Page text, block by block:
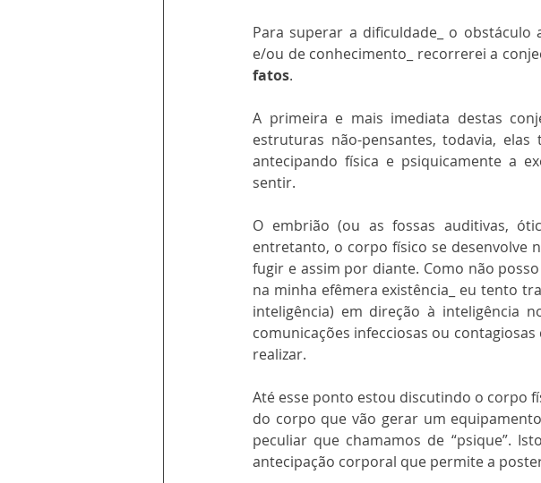
Para superar a dificuldade_ o
fatos.
A primeira e mais imediata destas
estruturas não-pensantes, todavia,
antecipando física e psiquicamente a
sentir.
O embrião (ou as fossas auditivas,
entretanto, o corpo físico se desenvolve
fugir e assim por diante. Como não
na minha efêmera existência_ eu tento
inteligência) em direção à inteligência
comunicações infecciosas ou
realizar.
Até esse ponto estou discutindo o corpo
do corpo que vão gerar um
peculiar que chamamos de “psique”.
antecipação corporal que permite a